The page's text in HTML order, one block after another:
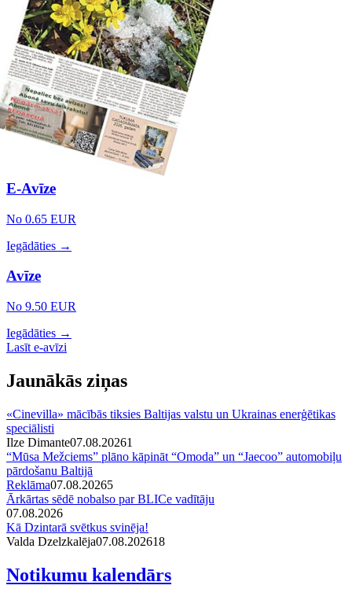
E-Avīze
No 0.65 EUR
Iegādāties →
Avīze
No 9.50 EUR
Iegādāties →
Lasīt e-avīzi
Jaunākās ziņas
«Cinevilla» mācībās tiksies Baltijas valstu un Ukrainas enerģētikas
speciālisti
Ilze Dimante07.08.20261
“Mūsa Mežciems” plāno kāpināt “Omoda” un “Jaecoo” automobiļu
pārdošanu Baltijā
Reklāma07.08.20265
Ārkārtas sēdē nobalso par BLICe vadītāju
07.08.2026
Kā Dzintarā svētkus svinēja!
Valda Dzelzkalēja07.08.202618
Notikumu kalendārs